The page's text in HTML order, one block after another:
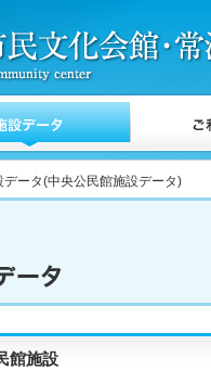
データ(中央公民館施設データ)
館施設